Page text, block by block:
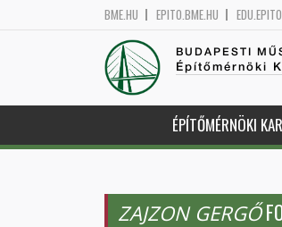
BME.HU EPITO.BME.HU
BUDAPESTI
Építőmérnöki
ÉPÍTŐMÉRNÖKI KAR
ZAJZON GERGŐ